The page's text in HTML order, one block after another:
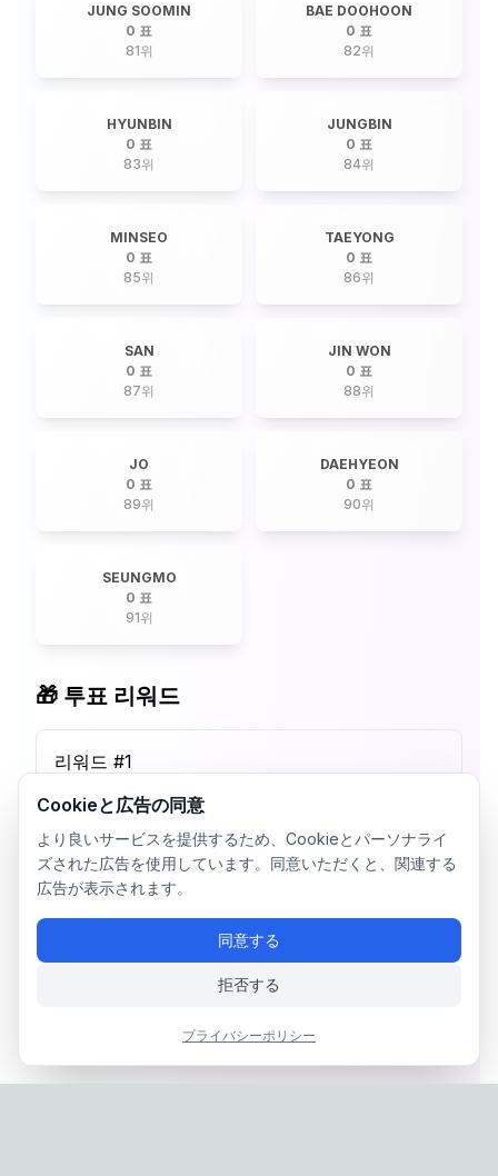
JUNG SOOMIN
0 표
81위
BAE DOOHOON
0 표
82위
HYUNBIN
0 표
83위
JUNGBIN
0 표
84위
MINSEO
0 표
85위
TAEYONG
0 표
86위
SAN
0 표
87위
JIN WON
0 표
88위
JO
0 표
89위
DAEHYEON
0 표
90위
SEUNGMO
0 표
91위
🎁 투표 리워드
리워드 #1
Cookieと広告の同意
より良いサービスを提供するため、Cookieとパーソナライ
ズされた広告を使用しています。同意いただくと、関連する
広告が表示されます。
同意する
拒否する
プライバシーポリシー